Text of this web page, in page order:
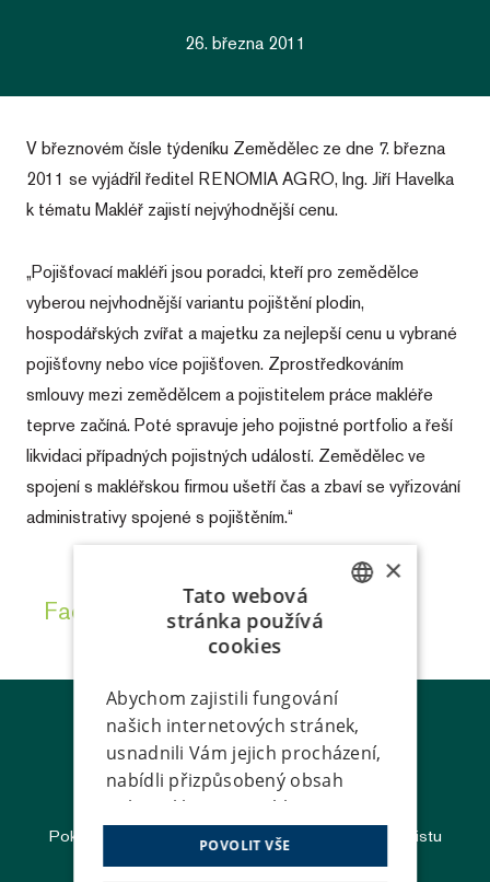
26. března 2011
V březnovém čísle týdeníku Zemědělec ze dne 7. března
2011 se vyjádřil ředitel RENOMIA AGRO, Ing. Jiří Havelka
k tématu Makléř zajistí nejvýhodnější cenu.
„Pojišťovací makléři jsou poradci, kteří pro zemědělce
vyberou nejvhodnější variantu pojištění plodin,
hospodářských zvířat a majetku za nejlepší cenu u vybrané
pojišťovny nebo více pojišťoven. Zprostředkováním
smlouvy mezi zemědělcem a pojistitelem práce makléře
teprve začíná. Poté spravuje jeho pojistné portfolio a řeší
likvidaci případných pojistných událostí. Zemědělec ve
spojení s makléřskou firmou ušetří čas a zbaví se vyřizování
administrativy spojené s pojištěním.“
Facebook Twitter
LinkedIn
HOT LINE - Likvidace škod
Pokud se Vám nedaří zastihnout správce či specialistu
likvidace škod, volejte:
×
Tato webová
stránka používá
cookies
Abychom zajistili fungování
našich internetových stránek,
usnadnili Vám jejich procházení,
nabídli přizpůsobený obsah
nebo reklamu a mohli
anonymně analyzovat
návštěvnost, využíváme
POVOLIT VŠE